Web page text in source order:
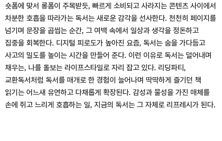
숏폼에 맞서 롱폼이 주목받듯, 빠르게 소비되고 사라지는 콘텐츠 사이에서
차분한 호흡을 따라가는 독서는 새로운 감각을 선사한다. 천천히 페이지를
넘기며 문장을 곱씹는 순간, 그 여백 속에서 일상과 생각을 정돈하고
집중을 회복한다. 디지털 피로도가 높아진 요즘, 독서는 숨을 가다듬고
사고의 밀도를 높이는 시간을 만들어 준다. 이런 이유로 독서는 덜어내며
채우는, 나를 돌보는 라이프스타일로 자리 잡고 있다. 리딩파티,
교환독서처럼 독서를 매개로 한 경험이 늘어나며 딱딱하게 즐기던 책
읽기는 어느새 유연하고 다채롭게 확장된다. 감성과 물성을 가진 매체를
손에 쥐고 느리게 호흡하는 일, 지금의 독서는 그 자체로 리프레시가 된다.